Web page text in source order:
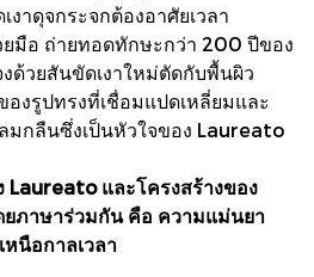
าดุจกระจกต้องอาศัยเวลา
มือ ถ่ายทอดทักษะกว่า 200 ปีของ
ด้วยสันขัดเงาใหม่ตัดกับพื้นผิว
งรูปทรงที่เชื่อมแปดเหลี่ยมและ
มกลืนซึ่งเป็นหัวใจของ Laureato
Laureato และโครงสร้างของ
ภาษาร่วมกัน คือ ความแม่นยา
นือกาลเวลา